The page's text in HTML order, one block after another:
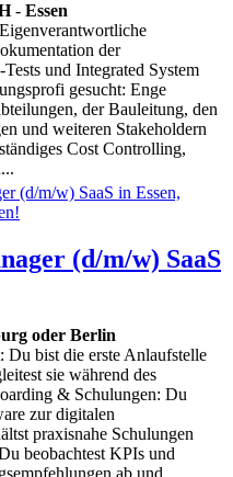
- Essen
der
und Integrated System
gesucht: Enge
der Bauleitung, den
und weiteren Stakeholdern
Cost Controlling,
(d/m/w) SaaS
oder Berlin
Du bist die erste Anlaufstelle
sie während des
& Schulungen: Du
zur digitalen
praxisnahe Schulungen
beobachtest KPIs und